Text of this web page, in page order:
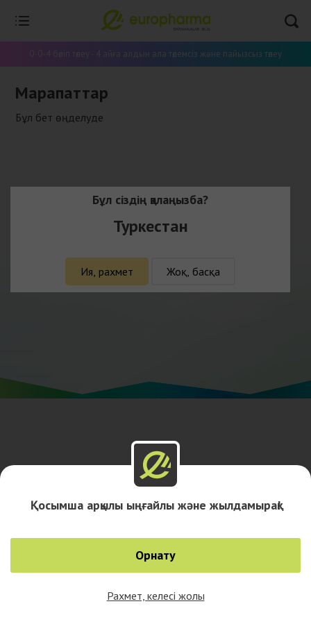
0
0-0-4 бөліп төлеу - 4 айға алдын ала төлемсіз және пайызсыз төлеу
Марапаттар
Бұл бет өңделуде
Қосымша арқылы ыңғайлы және жылдамырақ!
Орнату
Рахмет, келесі жолы
Бұл сіздің қалаңызба?
Туркестан
Ия, рахмет Жоқ, басқа